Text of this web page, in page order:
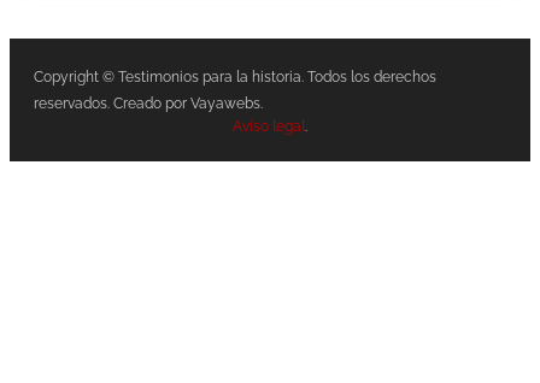
Copyright © Testimonios para la historia. Todos los derechos
reservados. Creado por Vayawebs.
Aviso legal.